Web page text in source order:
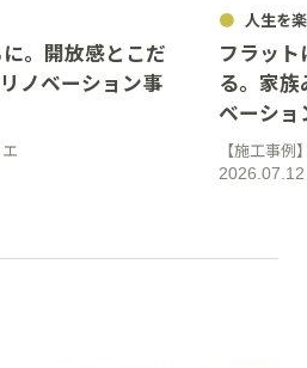
。開放感とこだ
ノベーション事
人生を
フラッ
る。家
ベーシ
2026.07.12
【施工事